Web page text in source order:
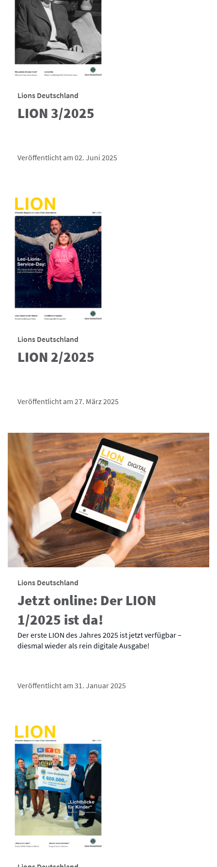
Lions Deutschland
LION 3/2025
Veröffentlicht am 02. Juni 2025
Lions Deutschland
LION 2/2025
Veröffentlicht am 27. März 2025
Lions Deutschland
Jetzt online: Der LION
1/2025 ist da!
Der erste LION des Jahres 2025 ist jetzt verfügbar –
diesmal wieder als rein digitale Ausgabe!
Veröffentlicht am 31. Januar 2025